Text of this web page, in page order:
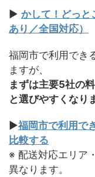
▶ かして！どっと
あり／全国対応）
福岡市で利用でき
ますが、
まずは主要5社の
と選びやすくなり
▶福岡市で利用で
比較する
※ 配送対応エリア
異なります。